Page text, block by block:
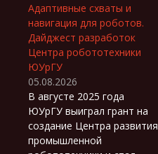
Адаптивные схваты и
навигация для роботов.
Дайджест разработок
Центра робототехники
ЮУрГУ
05.08.2026
В августе 2025 года
ЮУрГУ выиграл грант на
создание Центра развития
промышленной